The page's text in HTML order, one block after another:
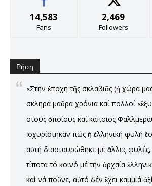
14,583
Fans
2,469
Followers
Ρήση
«Στήν ἐποχή τῆς σκλαβιᾶς (ἡ χώρα
σκληρά μαῦρα χρόνια καί πολλοί
στούς ὁποίους καί κάποιος
ἰσχυρίστηκαν πώς ἡ ἑλληνική φυλή
αὐτή διασταυρώθηκε μέ ἄλλες
τίποτα τό κοινό μέ τήν ἀρχαία
καί νά ποῦνε, αὐτό δέν ἔχει καμμιά